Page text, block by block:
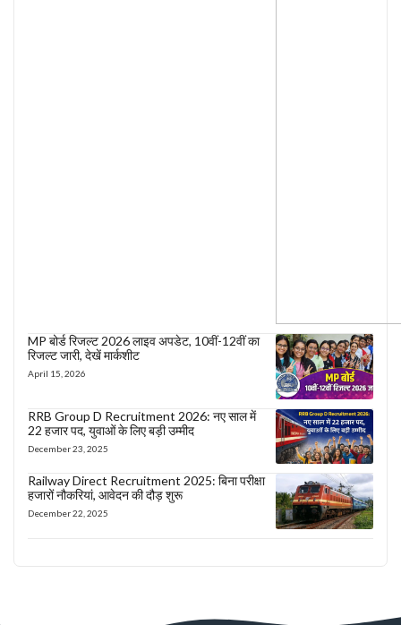
MP बोर्ड रिजल्ट 2026 लाइव अपडेट, 10वीं-12वीं का
रिजल्ट जारी, देखें मार्कशीट
April 15, 2026
RRB Group D Recruitment 2026: नए साल में
22 हजार पद, युवाओं के लिए बड़ी उम्मीद
December 23, 2025
Railway Direct Recruitment 2025: बिना परीक्षा
हजारों नौकरियां, आवेदन की दौड़ शुरू
December 22, 2025